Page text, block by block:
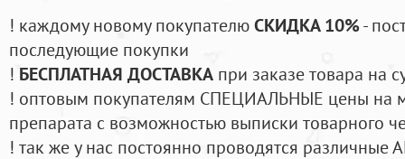
! каждому новому покупателюСКИДКА 10%-
последующие покупки
! БЕСПЛАТНАЯ ДОСТАВКА при заказе товара на
! оптовым покупателям СПЕЦИАЛЬНЫЕ цены на
препарата с возможностью выписки товарного
! так же у нас постоянно проводятся